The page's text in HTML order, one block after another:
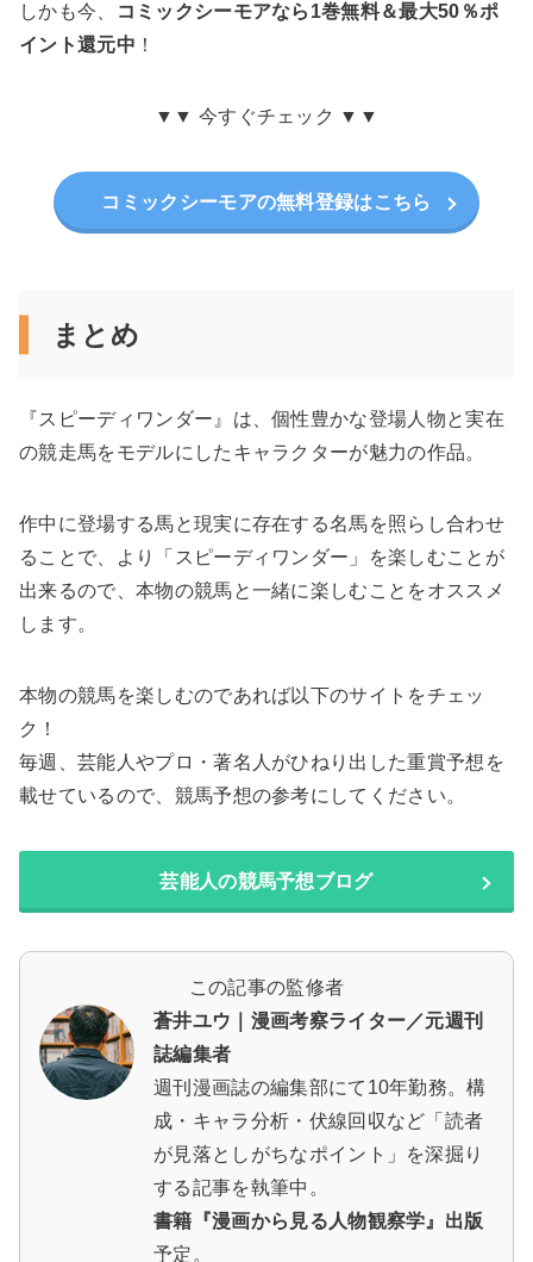
しかも今、
コミックシーモアなら1巻無料＆最大50％ポ
イント還元中 ！
▼▼ 今すぐチェック ▼▼
コミックシーモアの無料登録はこちら
まとめ
『スピーディワンダー』は、個性豊かな登場人物と実在
の競走馬をモデルにしたキャラクターが魅力の作品。
作中に登場する馬と現実に存在する名馬を照らし合わせ
ることで、より「スピーディワンダー」を楽しむことが
出来るので、本物の競馬と一緒に楽しむことをオススメ
します。
本物の競馬を楽しむのであれば以下のサイトをチェッ
ク！
毎週、芸能人やプロ・著名人がひねり出した重賞予想を
載せているので、競馬予想の参考にしてください。
芸能人の競馬予想ブログ
この記事の監修者
蒼井ユウ｜漫画考察ライター／元週刊
誌編集者
週刊漫画誌の編集部にて10年勤務。構
成・キャラ分析・伏線回収など「読者
が見落としがちなポイント」を深掘り
する記事を執筆中。
書籍『漫画から見る人物観察学』出版
予定。